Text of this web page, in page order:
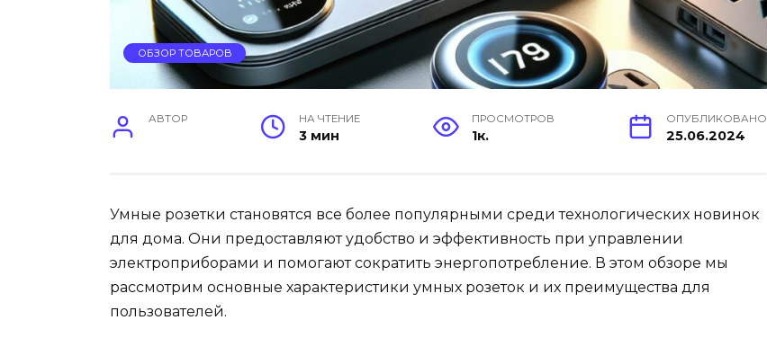
ОБЗОР ТОВАРОВ
АВТОР НА ЧТЕНИЕ
3 мин
ПРОСМОТРОВ
1к.
ОПУБЛИКОВАНО
25.06.2024
Умные розетки становятся все более популярными среди технологических новинок
для дома. Они предоставляют удобство и эффективность при управлении
электроприборами и помогают сократить энергопотребление. В этом обзоре мы
рассмотрим основные характеристики умных розеток и их преимущества для
пользователей.